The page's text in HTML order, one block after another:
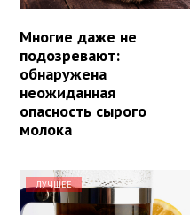
Многие даже не
подозревают:
обнаружена
неожиданная
опасность сырого
молока
ЛУЧШЕЕ